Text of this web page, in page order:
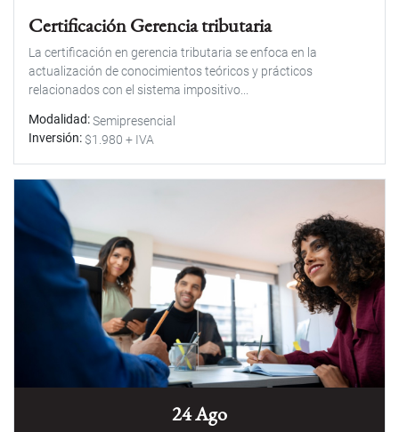
Certificación Gerencia tributaria
La certificación en gerencia tributaria se enfoca en la
actualización de conocimientos teóricos y prácticos
relacionados con el sistema impositivo...
Modalidad Semipresencial
Inversión $1.980 + IVA
24 Ago